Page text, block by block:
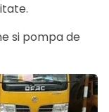
si pompa de